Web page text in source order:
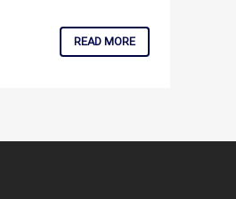
READ MORE